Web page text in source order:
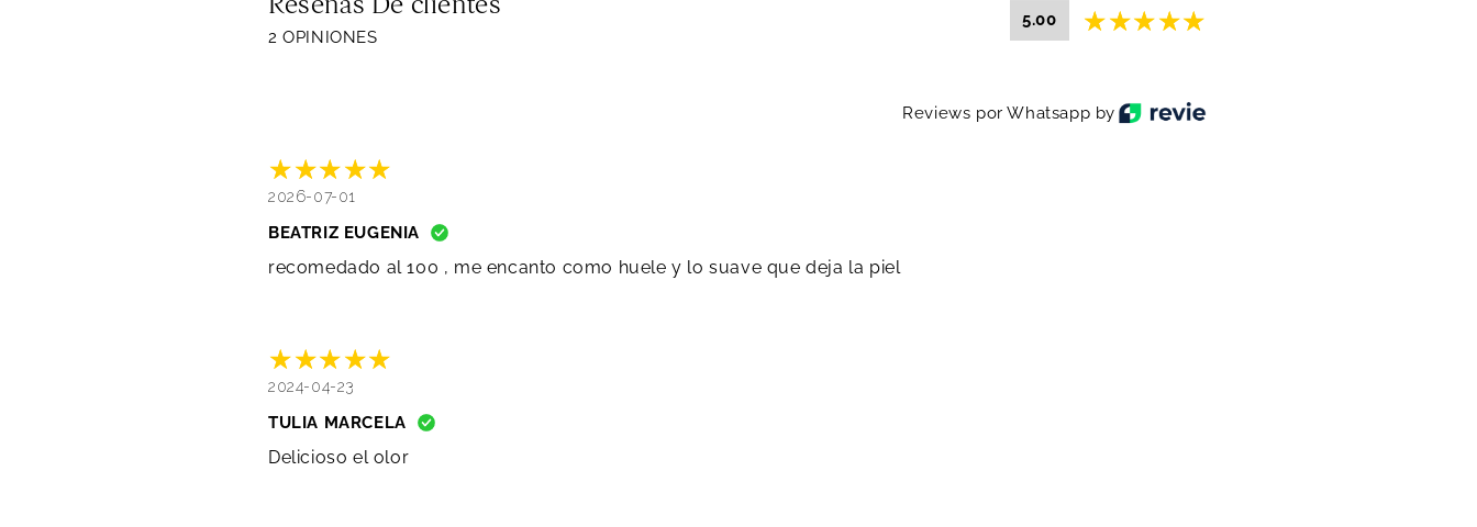
Reseñas De clientes
2 OPINIONES
5.00
Reviews por Whatsapp by
2026-07-01
BEATRIZ EUGENIA
recomedado al 100 , me encanto como huele y lo suave que deja la piel
2024-04-23
TULIA MARCELA
Delicioso el olor